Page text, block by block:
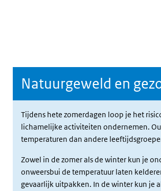
Natuurgeweld en
Tijdens hete zomerdagen loop je het
lichamelijke activiteiten ondernemen.
temperaturen dan andere
Zowel in de zomer als de winter kun je
onweersbui de temperatuur laten
gevaarlijk uitpakken. In de winter kun je